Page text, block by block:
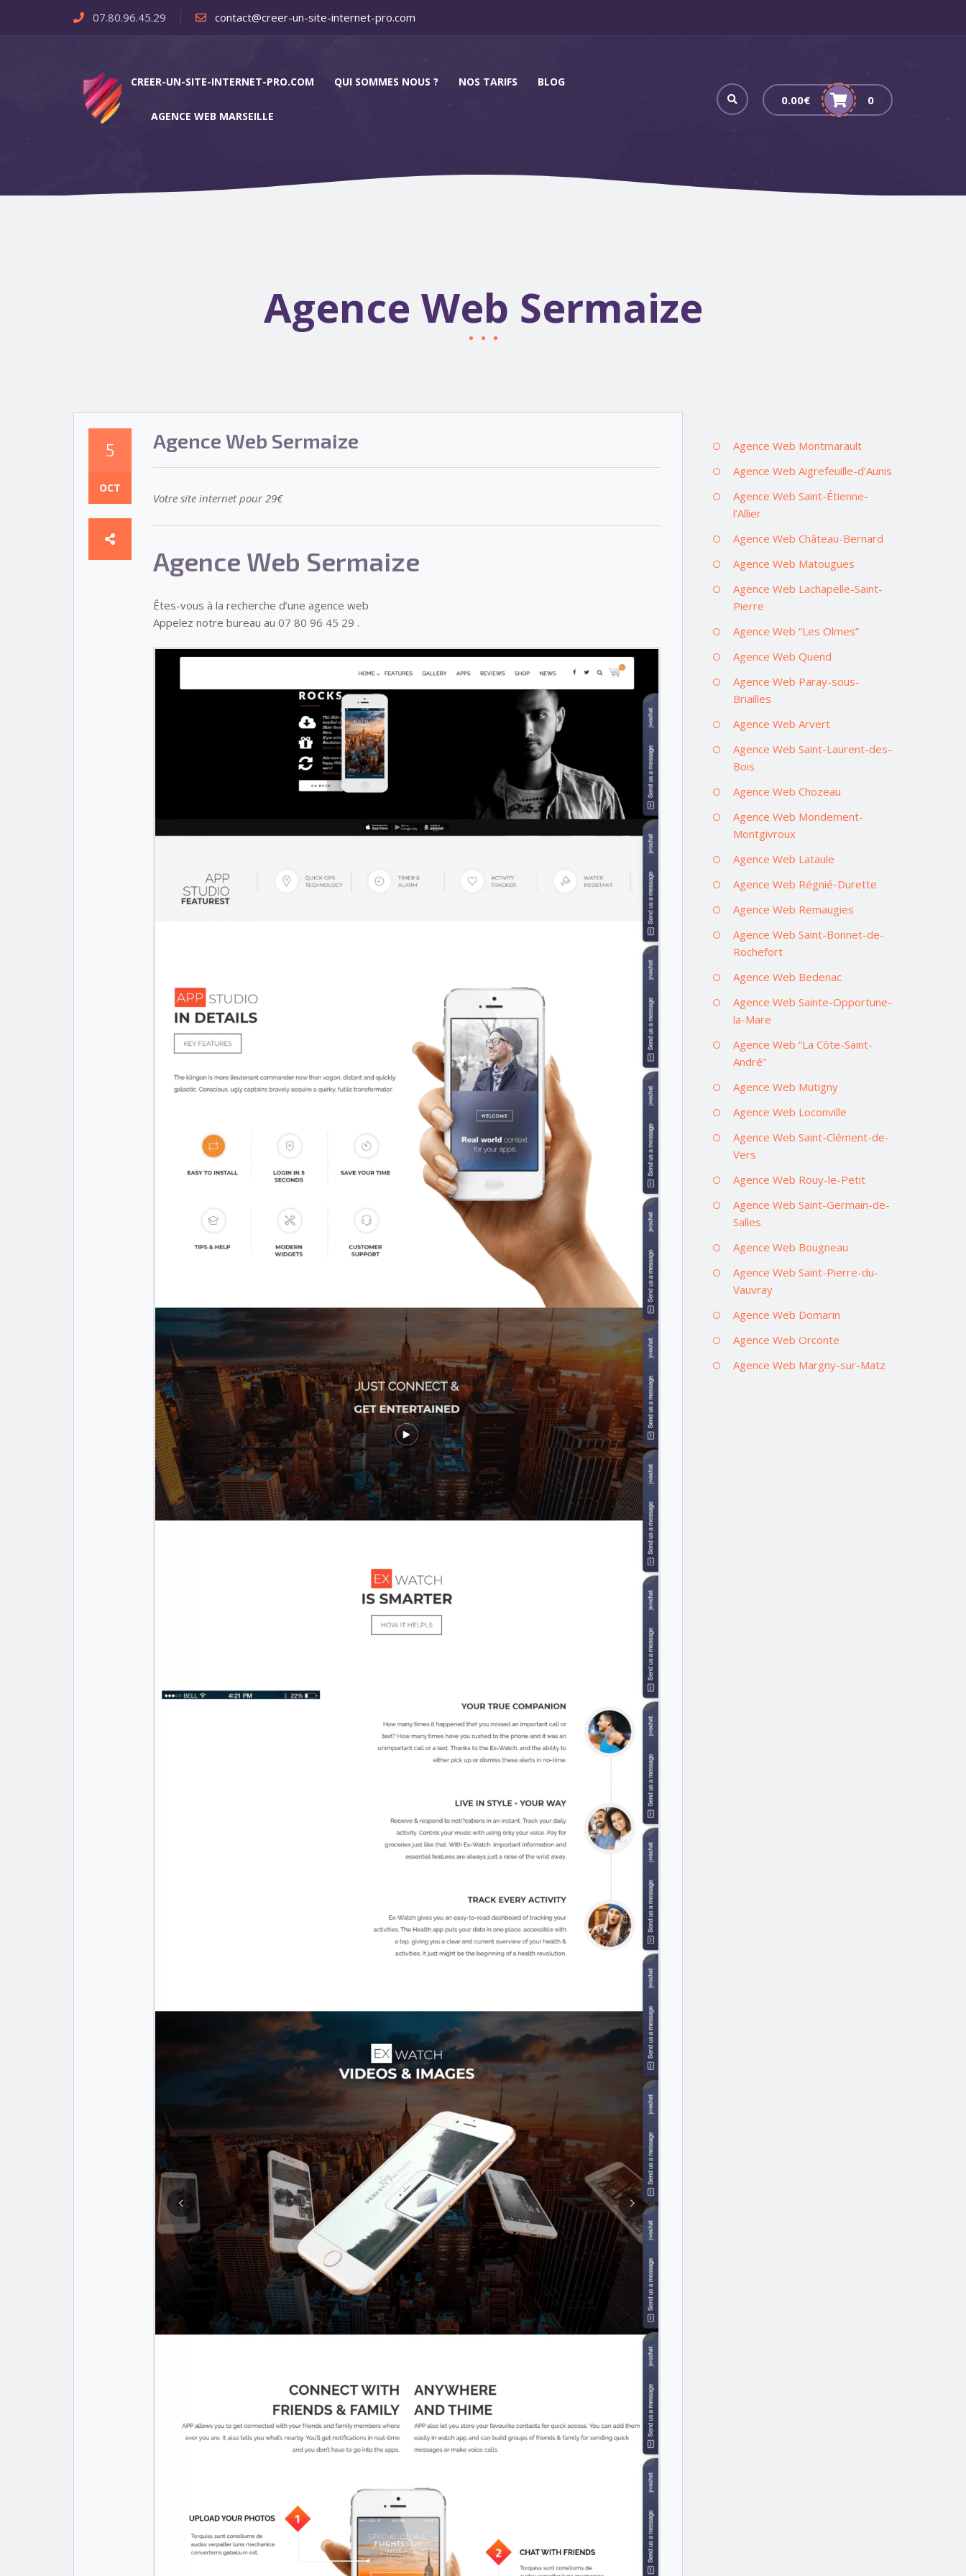
07.80.96.45.29 contact@creer-un-site-internet-pro.com
CREER-UN-SITE-INTERNET-PRO.COM QUI SOMMES NOUS ? NOS TARIFS BLOG
AGENCE WEB MARSEILLE
0.00€ 0
Agence Web Sermaize
5
OCT
Agence Web Sermaize
Votre site internet pour 29€
Agence Web Sermaize
Êtes-vous à la recherche d’une agence web
Appelez notre bureau au 07 80 96 45 29 .
Agence Web Montmarault
Agence Web Aigrefeuille-d’Aunis
Agence Web Saint-Étienne-
l’Allier
Agence Web Château-Bernard
Agence Web Matougues
Agence Web Lachapelle-Saint-
Pierre
Agence Web “Les Olmes”
Agence Web Quend
Agence Web Paray-sous-
Briailles
Agence Web Arvert
Agence Web Saint-Laurent-des-
Bois
Agence Web Chozeau
Agence Web Mondement-
Montgivroux
Agence Web Lataule
Agence Web Régnié-Durette
Agence Web Remaugies
Agence Web Saint-Bonnet-de-
Rochefort
Agence Web Bedenac
Agence Web Sainte-Opportune-
la-Mare
Agence Web “La Côte-Saint-
André”
Agence Web Mutigny
Agence Web Loconville
Agence Web Saint-Clément-de-
Vers
Agence Web Rouy-le-Petit
Agence Web Saint-Germain-de-
Salles
Agence Web Bougneau
Agence Web Saint-Pierre-du-
Vauvray
Agence Web Domarin
Agence Web Orconte
Agence Web Margny-sur-Matz